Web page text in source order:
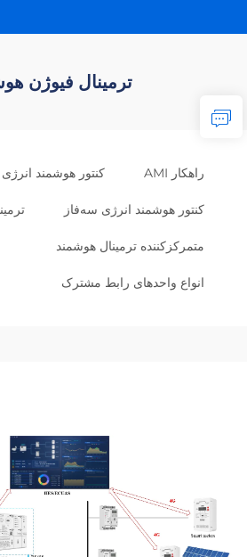
ترمینال فیوژن
راهکار AMI کنتور هوشمند
کنتور هوشمند انرژی سه‌فاز
متمرکزکننده ترمینال هوشمند
انواع واحدهای رابط مشترک